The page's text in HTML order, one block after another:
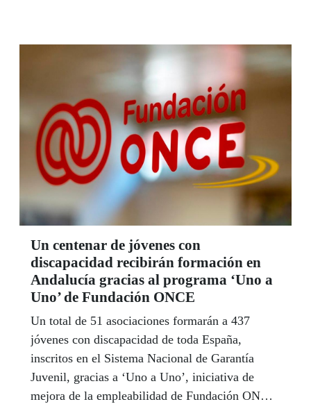
Educación Primaria con inglés y máster en
Neurosicología de la Educación, se declara una
enamorada de la Neurociencia y en la actualidad
se plantea ya el doctorado de Sicología además
de ultimar su primera novela. Con este
currículum abrumador, Adriana defiende el Plan
ONCERCA como “una bocanada de realidad”.
Un centenar de jóvenes con
discapacidad recibirán formación en
Andalucía gracias al programa ‘Uno a
Uno’ de Fundación ONCE
Un total de 51 asociaciones formarán a 437
jóvenes con discapacidad de toda España,
inscritos en el Sistema Nacional de Garantía
Juvenil, gracias a ‘Uno a Uno’, iniciativa de
mejora de la empleabilidad de Fundación ONCE